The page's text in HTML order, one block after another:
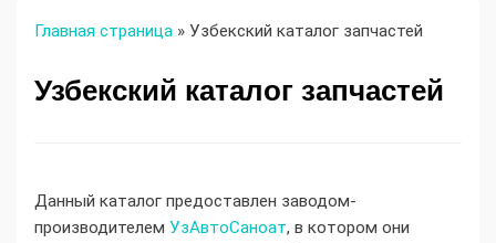
Главная страница » Узбекский каталог запчастей
Узбекский каталог запчастей
Данный каталог предоставлен заводом-
производителем УзАвтоСаноат, в котором они